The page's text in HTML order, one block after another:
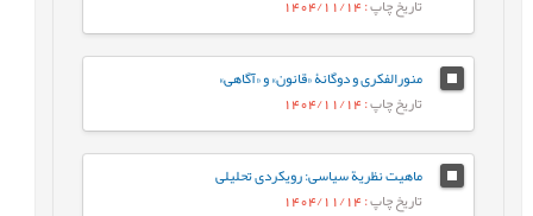
تاریخ چاپ: 1404/11/14
منورالفکری و دوگانۀ «قانون» و «آگاهی»
تاریخ چاپ: 1404/11/14
ماهیت نظریة سیاسی: رویکردی تحلیلی
تاریخ چاپ: 1404/11/14